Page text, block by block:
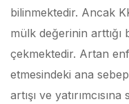
bilinmektedir. Ancak
mülk değerinin arttığı
çekmektedir. Artan
etmesindeki ana
artışı ve